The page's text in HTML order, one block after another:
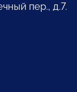
пер., д.7.